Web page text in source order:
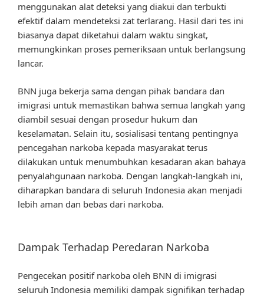
menggunakan alat deteksi yang diakui dan terbukti
efektif dalam mendeteksi zat terlarang. Hasil dari tes ini
biasanya dapat diketahui dalam waktu singkat,
memungkinkan proses pemeriksaan untuk berlangsung
lancar.
BNN juga bekerja sama dengan pihak bandara dan
imigrasi untuk memastikan bahwa semua langkah yang
diambil sesuai dengan prosedur hukum dan
keselamatan. Selain itu, sosialisasi tentang pentingnya
pencegahan narkoba kepada masyarakat terus
dilakukan untuk menumbuhkan kesadaran akan bahaya
penyalahgunaan narkoba. Dengan langkah-langkah ini,
diharapkan bandara di seluruh Indonesia akan menjadi
lebih aman dan bebas dari narkoba.
Dampak Terhadap Peredaran Narkoba
Pengecekan positif narkoba oleh BNN di imigrasi
seluruh Indonesia memiliki dampak signifikan terhadap